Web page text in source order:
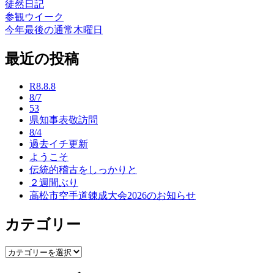
徒然日記
投
稿
ナ
参観ウイーク
今年最後の通常木曜日
最近の投稿
R8.8.8
8/7
53
県知事表敬訪問
8/4
過去イチ更新
ようこそ
伝統的稽古をしっかりと
２週間ぶり
高松市空手道錬成大会2026のお知らせ
カテゴリー
カ